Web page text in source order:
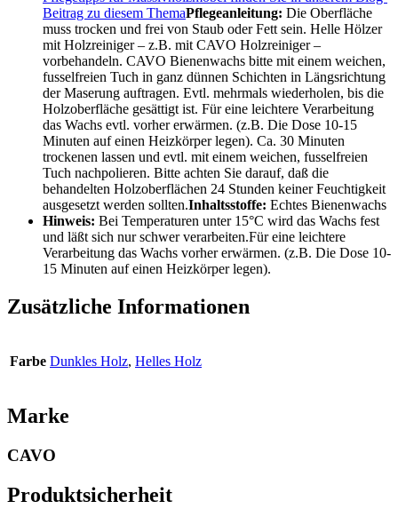
Beitrag zu diesem ThemaPflegeanleitung: Die Oberfläche
muss trocken und frei von Staub oder Fett sein. Helle Hölzer
mit Holzreiniger – z.B. mit CAVO Holzreiniger –
vorbehandeln. CAVO Bienenwachs bitte mit einem weichen,
fusselfreien Tuch in ganz dünnen Schichten in Längsrichtung
der Maserung auftragen. Evtl. mehrmals wiederholen, bis die
Holzoberfläche gesättigt ist. Für eine leichtere Verarbeitung
das Wachs evtl. vorher erwärmen. (z.B. Die Dose 10-15
Minuten auf einen Heizkörper legen). Ca. 30 Minuten
trockenen lassen und evtl. mit einem weichen, fusselfreien
Tuch nachpolieren. Bitte achten Sie darauf, daß die
behandelten Holzoberflächen 24 Stunden keiner Feuchtigkeit
ausgesetzt werden sollten.Inhaltsstoffe: Echtes Bienenwachs
Hinweis: Bei Temperaturen unter 15°C wird das Wachs fest
und läßt sich nur schwer verarbeiten.Für eine leichtere
Verarbeitung das Wachs vorher erwärmen. (z.B. Die Dose 10-
15 Minuten auf einen Heizkörper legen).
Zusätzliche Informationen
Farbe Dunkles Holz, Helles Holz
Marke
CAVO
Produktsicherheit